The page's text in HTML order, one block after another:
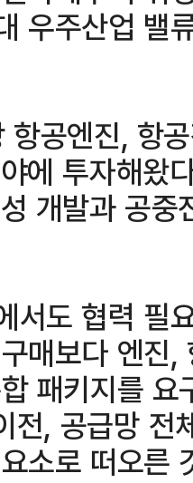
우주산업 밸
공엔진, 항
에 투자해왔
개발과 공
서도 협력 필
매보다 엔진
패키지를
전, 공급망 전
소로 떠오른